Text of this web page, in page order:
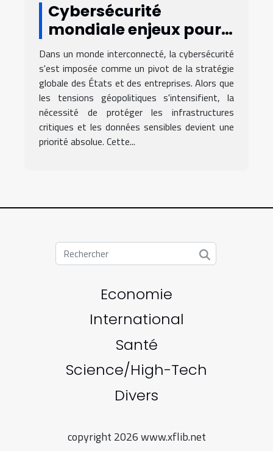
Cybersécurité
mondiale enjeux pour
les états et les
entreprises dans un
contexte de tensions
géopolitiques
Dans un monde interconnecté, la cybersécurité
s'est imposée comme un pivot de la stratégie
globale des États et des entreprises. Alors que
les tensions géopolitiques s'intensifient, la
nécessité de protéger les infrastructures
critiques et les données sensibles devient une
priorité absolue. Cette...
Economie
International
Santé
Science/High-Tech
Divers
copyright 2026 www.xflib.net